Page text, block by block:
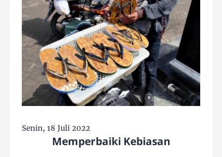
Senin, 18 Juli 2022
Memperbaiki Kebiasan